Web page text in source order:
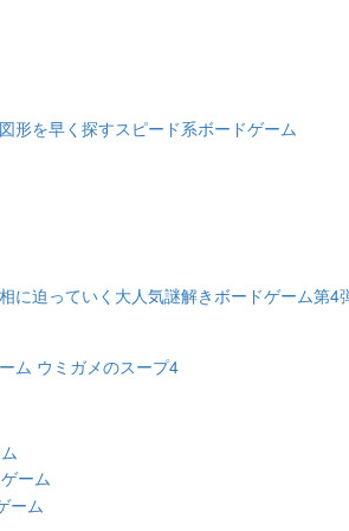
形を早く探すスピード系ボードゲーム
に迫っていく大人気謎解きボードゲーム第4
ム ウミガメのスープ4